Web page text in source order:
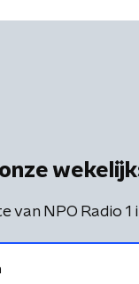
van NPO Radio 1